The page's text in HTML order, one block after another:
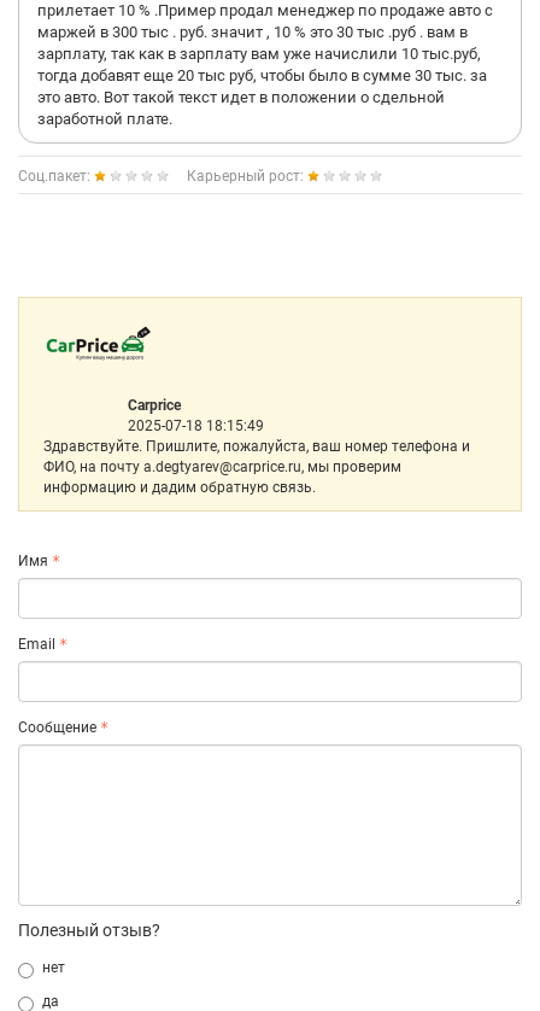
прилетает 10 % .Пример продал менеджер по продаже авто с
маржей в 300 тыс . руб. значит , 10 % это 30 тыс .руб . вам в
зарплату, так как в зарплату вам уже начислили 10 тыс.руб,
тогда добавят еще 20 тыс руб, чтобы было в сумме 30 тыс. за
это авто. Вот такой текст идет в положении о сдельной
заработной плате.
Соц.пакет: Карьерный рост:
Carprice
2025-07-18 18:15:49
Здравствуйте. Пришлите, пожалуйста, ваш номер телефона и
ФИО, на почту a.degtyarev@carprice.ru, мы проверим
информацию и дадим обратную связь.
Имя
Email
Сообщение
Полезный отзыв?
нет
да